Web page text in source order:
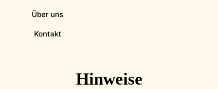
Über uns
Kontakt
Hinweise